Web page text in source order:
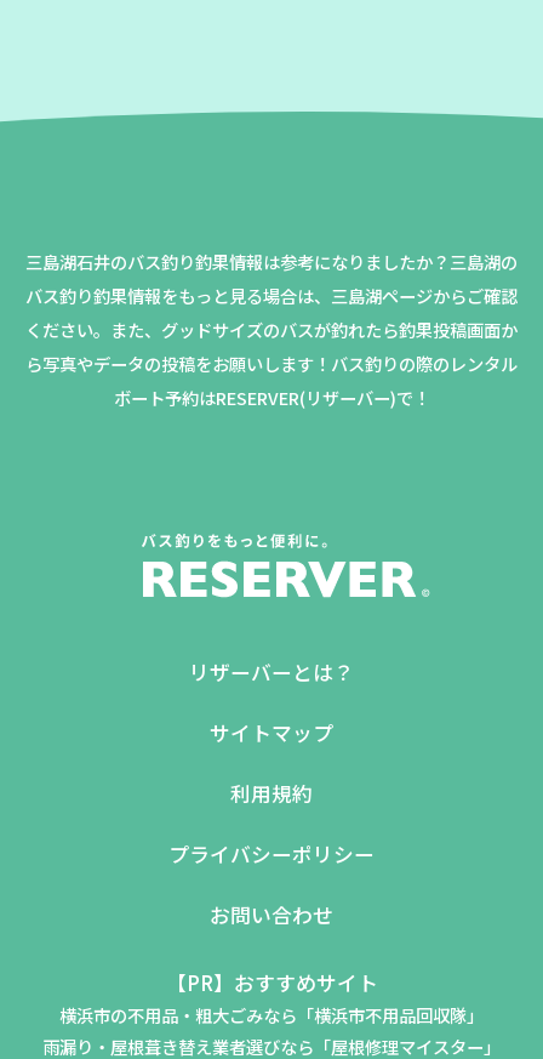
三島湖石井のバス釣り釣果情報は参考になりましたか？三島湖の
バス釣り釣果情報をもっと見る場合は、三島湖ページからご確認
ください。 また、グッドサイズのバスが釣れたら釣果投稿画面か
ら写真やデータの投稿をお願いします！バス釣りの際のレンタル
ボート予約はRESERVER(リザーバー)で！
リザーバーとは？
サイトマップ
利用規約
プライバシーポリシー
お問い合わせ
【PR】おすすめサイト
横浜市の不用品・粗大ごみなら「横浜市不用品回収隊」
雨漏り・屋根葺き替え業者選びなら「屋根修理マイスター」